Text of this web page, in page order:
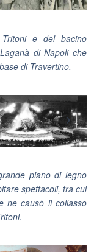
e del bacino
Laganà di Napoli che
di Travertino.
piano di legno
spettacoli, tra cui
ne causò il collasso